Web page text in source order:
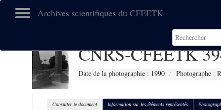
Archives scientifiques du CFEETK
CNRS-CFEETK
Date de la photographie : 1990 Photographe :
Consulter le document Information sur les éléments représentés